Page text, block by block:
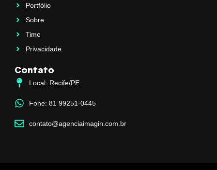
Portfólio
Sobre
Time
Privacidade
Contato
Local: Recife/PE
Fone: 81 99251-0445
contato@agenciaimagin.com.br